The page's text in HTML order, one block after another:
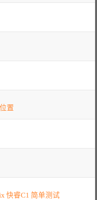
置
快睿C1 简单测试